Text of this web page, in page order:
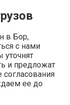
в Бор,
с нами
и предложат
ее до